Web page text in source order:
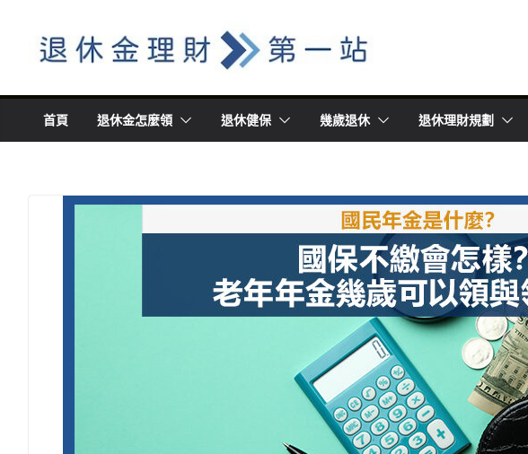
content
首頁 退休金怎麼領 退休健保 幾歲退休 退休理財規劃